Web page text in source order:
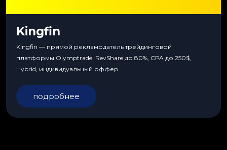
Kingfin
Kingfin — прямой рекламодатель трейдинговой
платформы Olymptrade. RevShare до 80%, CPA до 250$,
Hybrid, индивидуальный оффер.
подробнее